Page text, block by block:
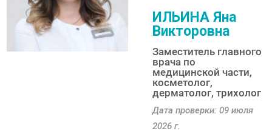
ИЛЬИНА Яна
Викторовна
Заместитель главного
врача по
медицинской части,
косметолог,
дерматолог, трихолог
Дата проверки: 09 июля
2026 г.